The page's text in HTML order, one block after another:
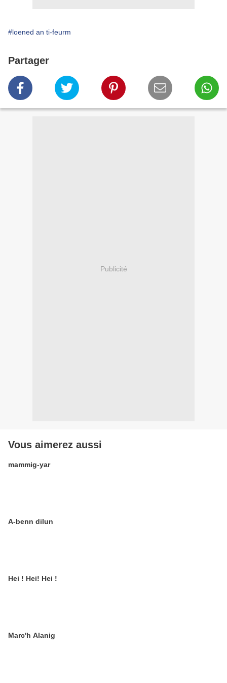
#loened an ti-feurm
Partager
Publicité
Vous aimerez aussi
mammig-yar
A-benn dilun
Hei ! Hei! Hei !
Marc'h Alanig